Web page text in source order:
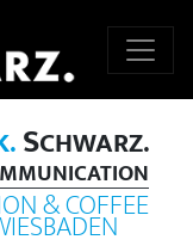
SCHWARZ.
& COFFEE